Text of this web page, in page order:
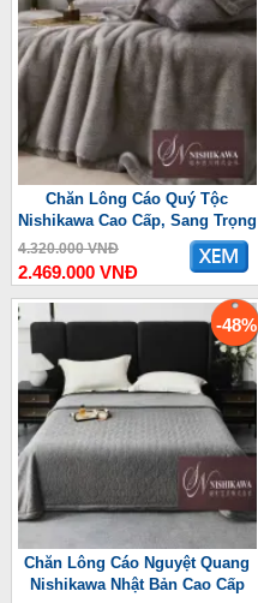
Chăn Lông Cáo Quý Tộc
Nishikawa Cao Cấp, Sang Trọng
4.320.000 VNĐ
2.469.000 VNĐ
-48%
Chăn Lông Cáo Nguyệt Quang
Nishikawa Nhật Bản Cao Cấp